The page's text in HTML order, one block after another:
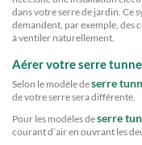
dans votre serre de jardin. Ce
demandent, par exemple, des
à ventiler naturellement.
Aérer votre serre
Selon le modèle deserre
de votre serre sera différente.
Pour les modèles deserre
courant d’air en ouvrant les